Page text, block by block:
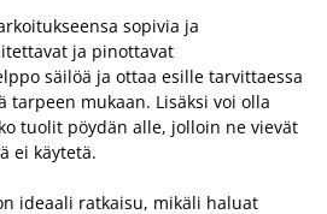
sopivia ja
ja pinottavat
säilöä ja ottaa esille tarvittaessa
tarpeen mukaan. Lisäksi voi olla
tuolit pöydän alle, jolloin ne vievät
ei käytetä.
ideaali ratkaisu, mikäli haluat